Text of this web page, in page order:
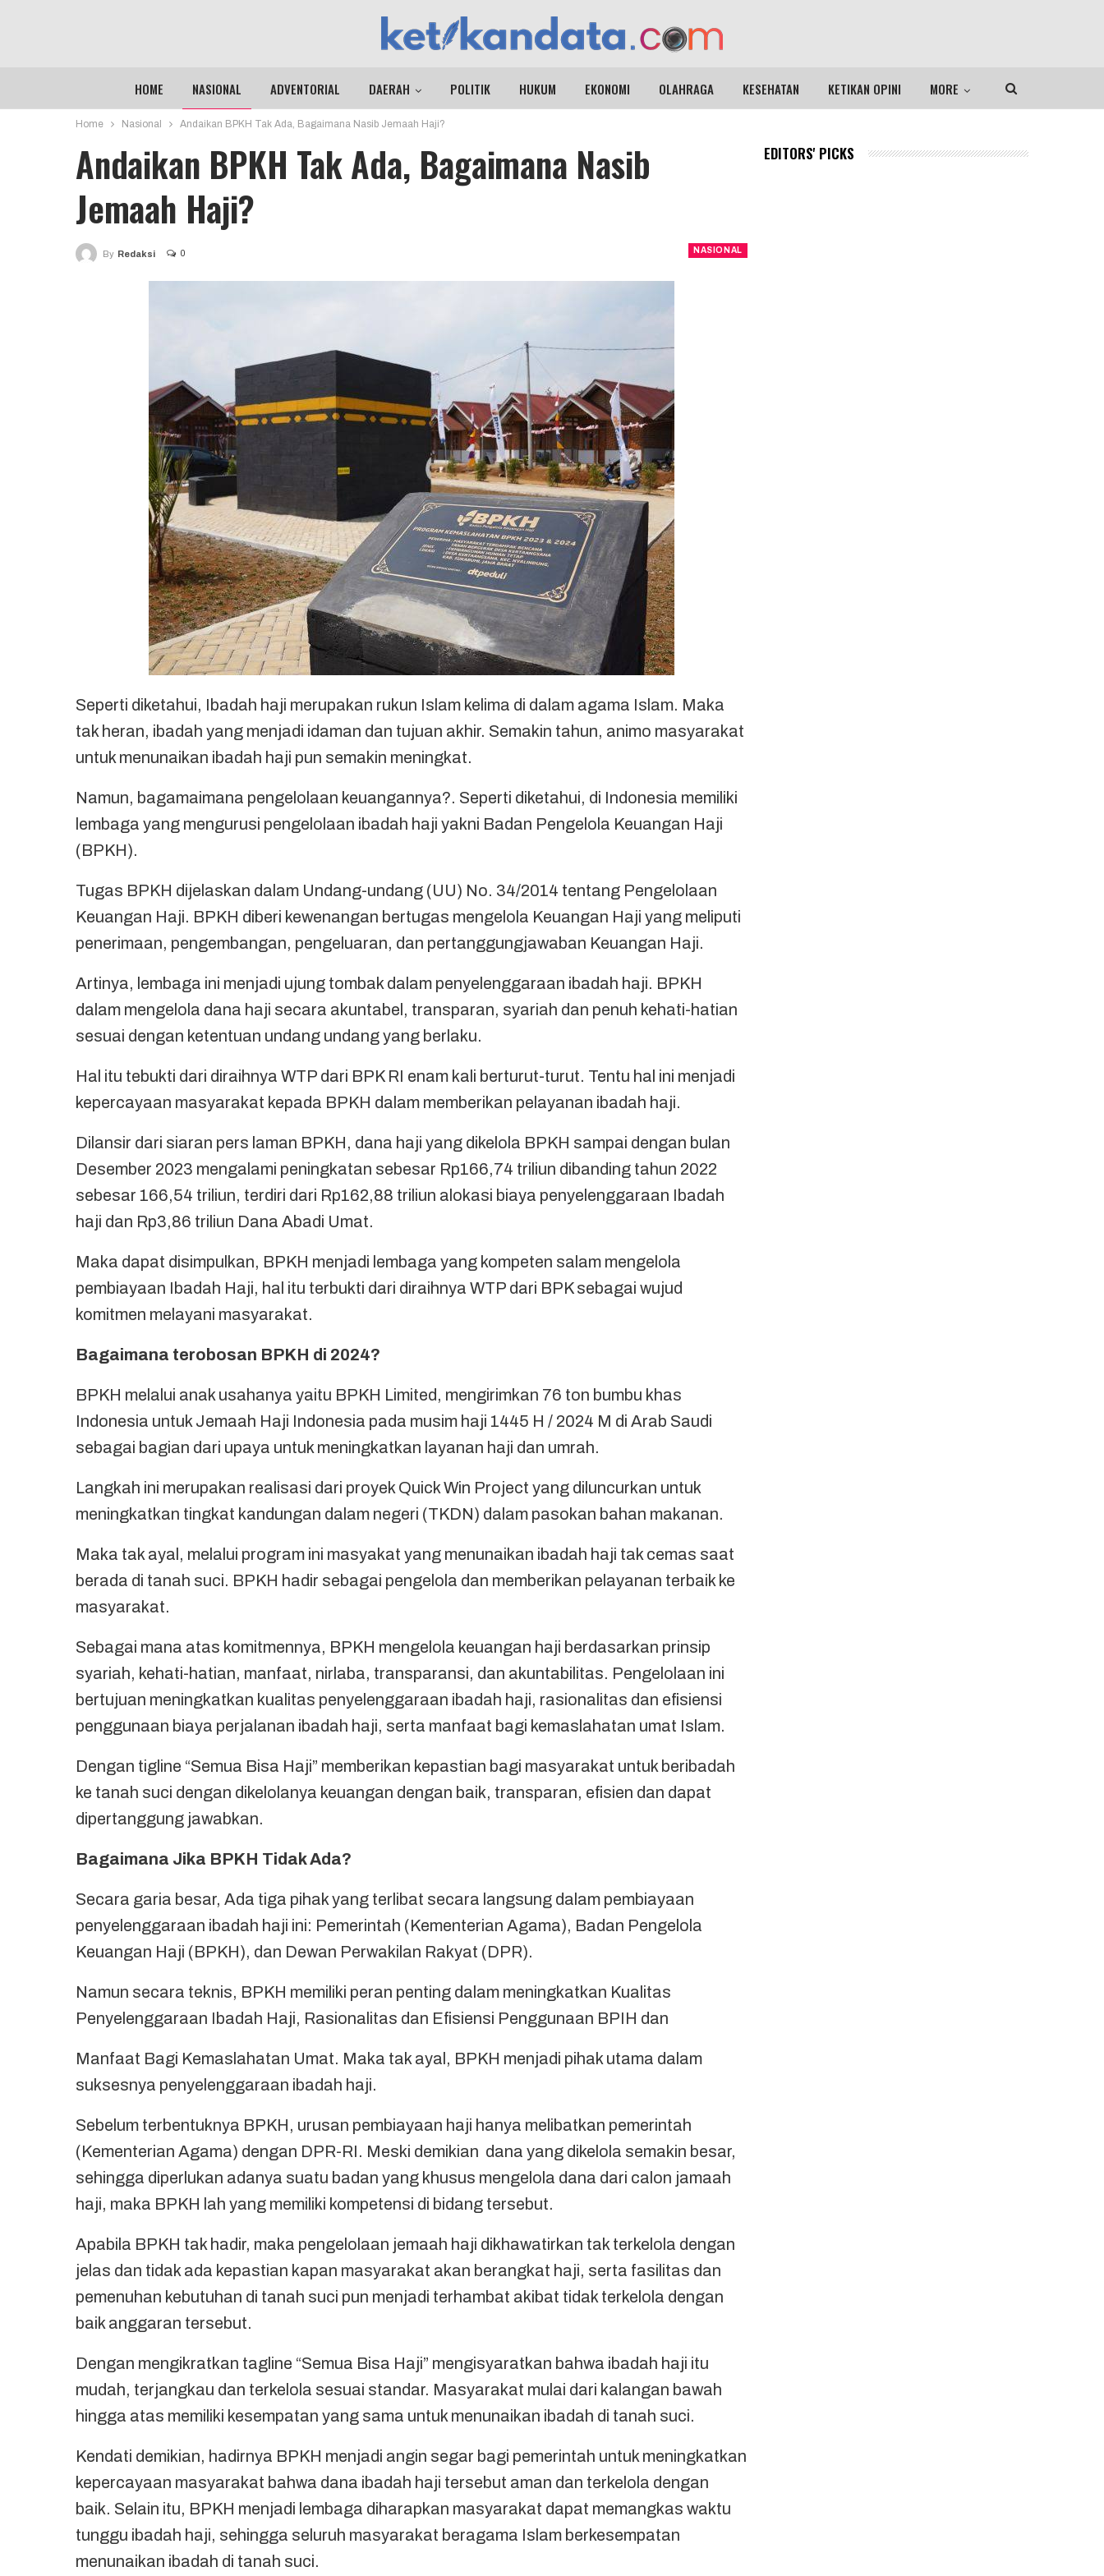
HOME NASIONAL ADVENTORIAL DAERAH POLITIK HUKUM EKONOMI OLAHRAGA KESEHATAN KETIKAN OPINI MORE
Home Nasional Andaikan BPKH Tak Ada, Bagaimana Nasib Jemaah Haji?
Andaikan BPKH Tak Ada, Bagaimana Nasib
Jemaah Haji?
NASIONAL
By Redaksi 0
Seperti diketahui, Ibadah haji merupakan rukun Islam kelima di dalam agama Islam. Maka
tak heran, ibadah yang menjadi idaman dan tujuan akhir. Semakin tahun, animo masyarakat
untuk menunaikan ibadah haji pun semakin meningkat.
Namun, bagamaimana pengelolaan keuangannya?. Seperti diketahui, di Indonesia memiliki
lembaga yang mengurusi pengelolaan ibadah haji yakni Badan Pengelola Keuangan Haji
(BPKH).
Tugas BPKH dijelaskan dalam Undang-undang (UU) No. 34/2014 tentang Pengelolaan
Keuangan Haji. BPKH diberi kewenangan bertugas mengelola Keuangan Haji yang meliputi
penerimaan, pengembangan, pengeluaran, dan pertanggungjawaban Keuangan Haji.
Artinya, lembaga ini menjadi ujung tombak dalam penyelenggaraan ibadah haji. BPKH
dalam mengelola dana haji secara akuntabel, transparan, syariah dan penuh kehati-hatian
sesuai dengan ketentuan undang undang yang berlaku.
Hal itu tebukti dari diraihnya WTP dari BPK RI enam kali berturut-turut. Tentu hal ini menjadi
kepercayaan masyarakat kepada BPKH dalam memberikan pelayanan ibadah haji.
Dilansir dari siaran pers laman BPKH, dana haji yang dikelola BPKH sampai dengan bulan
Desember 2023 mengalami peningkatan sebesar Rp166,74 triliun dibanding tahun 2022
sebesar 166,54 triliun, terdiri dari Rp162,88 triliun alokasi biaya penyelenggaraan Ibadah
haji dan Rp3,86 triliun Dana Abadi Umat.
Maka dapat disimpulkan, BPKH menjadi lembaga yang kompeten salam mengelola
pembiayaan Ibadah Haji, hal itu terbukti dari diraihnya WTP dari BPK sebagai wujud
komitmen melayani masyarakat.
Bagaimana terobosan BPKH di 2024?
BPKH melalui anak usahanya yaitu BPKH Limited, mengirimkan 76 ton bumbu khas
Indonesia untuk Jemaah Haji Indonesia pada musim haji 1445 H / 2024 M di Arab Saudi
sebagai bagian dari upaya untuk meningkatkan layanan haji dan umrah.
Langkah ini merupakan realisasi dari proyek Quick Win Project yang diluncurkan untuk
meningkatkan tingkat kandungan dalam negeri (TKDN) dalam pasokan bahan makanan.
Maka tak ayal, melalui program ini masyakat yang menunaikan ibadah haji tak cemas saat
berada di tanah suci. BPKH hadir sebagai pengelola dan memberikan pelayanan terbaik ke
masyarakat.
Sebagai mana atas komitmennya, BPKH mengelola keuangan haji berdasarkan prinsip
syariah, kehati-hatian, manfaat, nirlaba, transparansi, dan akuntabilitas. Pengelolaan ini
bertujuan meningkatkan kualitas penyelenggaraan ibadah haji, rasionalitas dan efisiensi
penggunaan biaya perjalanan ibadah haji, serta manfaat bagi kemaslahatan umat Islam.
Dengan tigline “Semua Bisa Haji” memberikan kepastian bagi masyarakat untuk beribadah
ke tanah suci dengan dikelolanya keuangan dengan baik, transparan, efisien dan dapat
dipertanggung jawabkan.
Bagaimana Jika BPKH Tidak Ada?
Secara garia besar, Ada tiga pihak yang terlibat secara langsung dalam pembiayaan
penyelenggaraan ibadah haji ini: Pemerintah (Kementerian Agama), Badan Pengelola
Keuangan Haji (BPKH), dan Dewan Perwakilan Rakyat (DPR).
Namun secara teknis, BPKH memiliki peran penting dalam meningkatkan Kualitas
Penyelenggaraan Ibadah Haji, Rasionalitas dan Efisiensi Penggunaan BPIH dan
Manfaat Bagi Kemaslahatan Umat. Maka tak ayal, BPKH menjadi pihak utama dalam
suksesnya penyelenggaraan ibadah haji.
Sebelum terbentuknya BPKH, urusan pembiayaan haji hanya melibatkan pemerintah
(Kementerian Agama) dengan DPR-RI. Meski demikian dana yang dikelola semakin besar,
sehingga diperlukan adanya suatu badan yang khusus mengelola dana dari calon jamaah
haji, maka BPKH lah yang memiliki kompetensi di bidang tersebut.
Apabila BPKH tak hadir, maka pengelolaan jemaah haji dikhawatirkan tak terkelola dengan
jelas dan tidak ada kepastian kapan masyarakat akan berangkat haji, serta fasilitas dan
pemenuhan kebutuhan di tanah suci pun menjadi terhambat akibat tidak terkelola dengan
baik anggaran tersebut.
Dengan mengikratkan tagline “Semua Bisa Haji” mengisyaratkan bahwa ibadah haji itu
mudah, terjangkau dan terkelola sesuai standar. Masyarakat mulai dari kalangan bawah
hingga atas memiliki kesempatan yang sama untuk menunaikan ibadah di tanah suci.
Kendati demikian, hadirnya BPKH menjadi angin segar bagi pemerintah untuk meningkatkan
kepercayaan masyarakat bahwa dana ibadah haji tersebut aman dan terkelola dengan
baik. Selain itu, BPKH menjadi lembaga diharapkan masyarakat dapat memangkas waktu
tunggu ibadah haji, sehingga seluruh masyarakat beragama Islam berkesempatan
menunaikan ibadah di tanah suci.
EDITORS' PICKS